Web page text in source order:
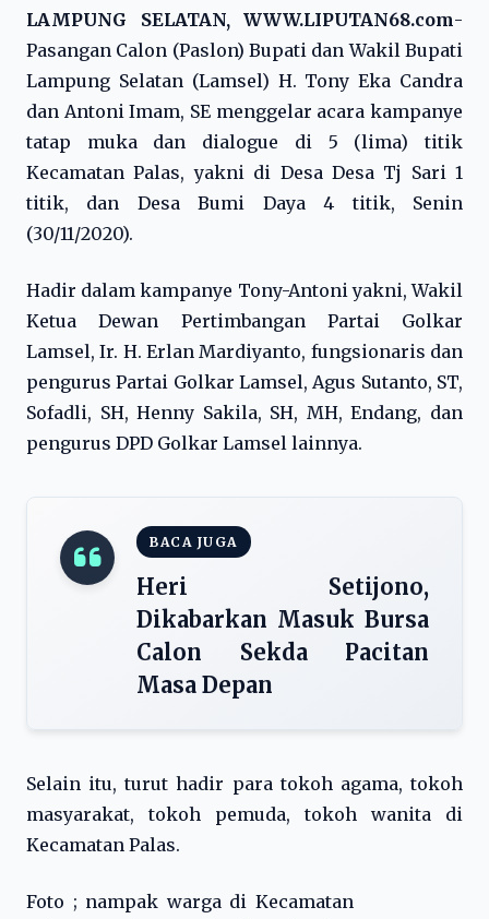
LAMPUNG SELATAN, WWW.LIPUTAN68.com-
Pasangan Calon (Paslon) Bupati dan Wakil Bupati
Lampung Selatan (Lamsel) H. Tony Eka Candra
dan Antoni Imam, SE menggelar acara kampanye
tatap muka dan dialogue di 5 (lima) titik
Kecamatan Palas, yakni di Desa Desa Tj Sari 1
titik, dan Desa Bumi Daya 4 titik, Senin
(30/11/2020).
Hadir dalam kampanye Tony-Antoni yakni, Wakil
Ketua Dewan Pertimbangan Partai Golkar
Lamsel, Ir. H. Erlan Mardiyanto, fungsionaris dan
pengurus Partai Golkar Lamsel, Agus Sutanto, ST,
Sofadli, SH, Henny Sakila, SH, MH, Endang, dan
pengurus DPD Golkar Lamsel lainnya.
BACA JUGA
Heri Setijono,
Dikabarkan Masuk Bursa
Calon Sekda Pacitan
Masa Depan
Selain itu, turut hadir para tokoh agama, tokoh
masyarakat, tokoh pemuda, tokoh wanita di
Kecamatan Palas.
Foto ; nampak warga di Kecamatan